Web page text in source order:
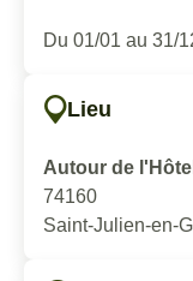
Du 01/01 au 31/
Lieu
Autour de
74160
Saint-Julien-en-